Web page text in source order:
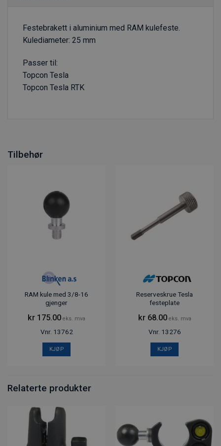
Festebrakett i aluminium med RAM kulefeste.
Kulediameter: 25 mm
Passer til:
Topcon Tesla
Topcon Tesla RTK
Tilbehør
RAM kule med 3/8-16
gjenger
kr 175.00 eks. mva
Vnr. 13762
KJØP
Reserveskrue Tesla
festeplate
kr68.00 eks. mva
Vnr. 13276
KJØP
Relaterte produkter